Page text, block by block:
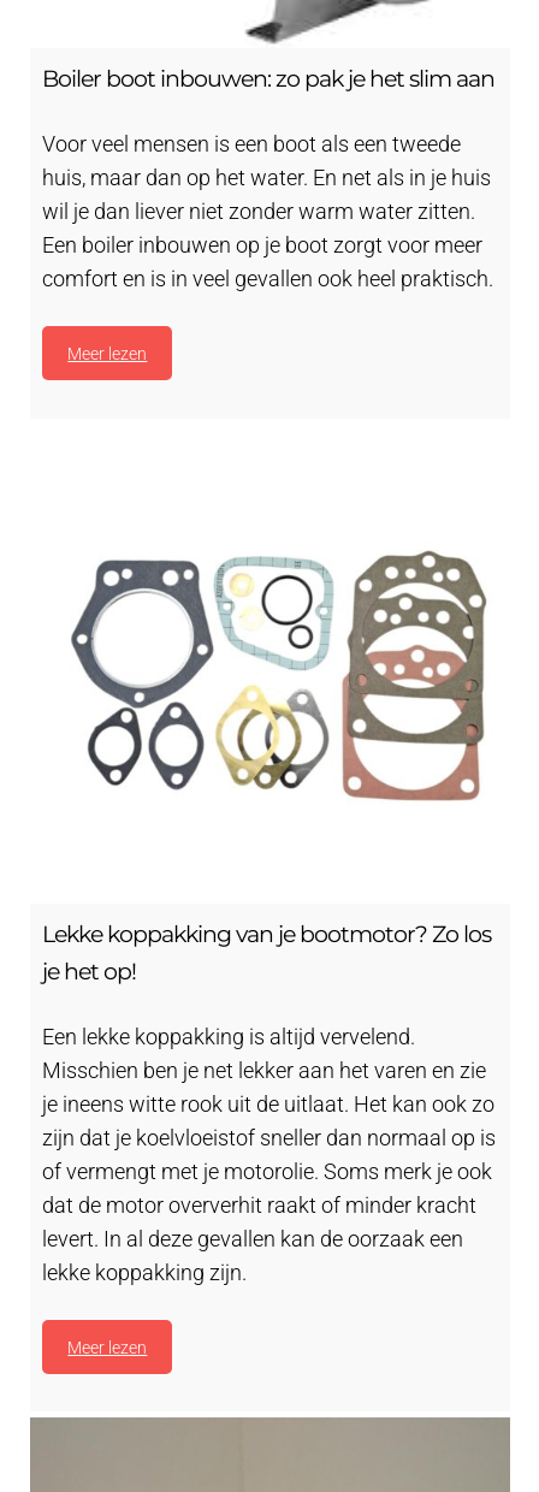
Boiler boot inbouwen: zo pak je het slim aan
Voor veel mensen is een boot als een tweede
huis, maar dan op het water. En net als in je huis
wil je dan liever niet zonder warm water zitten.
Een boiler inbouwen op je boot zorgt voor meer
comfort en is in veel gevallen ook heel praktisch.
Meer lezen
Lekke koppakking van je bootmotor? Zo los
je het op!
Een lekke koppakking is altijd vervelend.
Misschien ben je net lekker aan het varen en zie
je ineens witte rook uit de uitlaat. Het kan ook zo
zijn dat je koelvloeistof sneller dan normaal op is
of vermengt met je motorolie. Soms merk je ook
dat de motor oververhit raakt of minder kracht
levert. In al deze gevallen kan de oorzaak een
lekke koppakking zijn.
Meer lezen